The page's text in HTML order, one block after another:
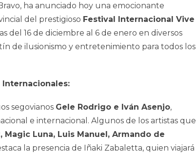
ha anunciado hoy una emocionante
del prestigioso Festival Internacional Vive
del 16 de diciembre al 6 de enero en diversos
de ilusionismo y entretenimiento para todos los
Internacionales:
segovianos Gele Rodrigo e Iván Asenjo,
e internacional. Algunos de los artistas que
Magic Luna, Luis Manuel, Armando de
la presencia de Iñaki Zabaletta, quien viajará